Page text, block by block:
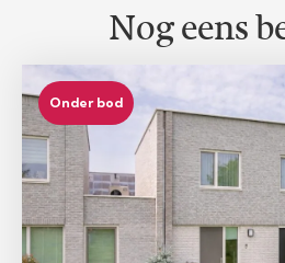
Nog eens
Onder bod